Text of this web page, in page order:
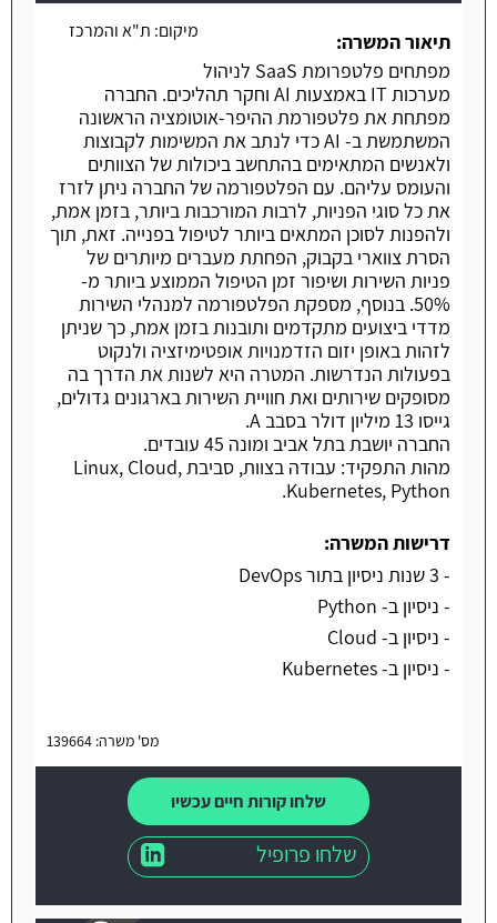
מיקום: ת"א והמרכז
תיאור המשרה:
מפתחים פלטפרומת SaaS לניהול
מערכות IT באמצעות AI וחקר תהליכים. החברה
מפתחת את פלטפורמת ההיפר-אוטומציה הראשונה
המשתמשת ב- AI כדי לנתב את המשימות לקבוצות
ולאנשים המתאימים בהתחשב ביכולות של הצוותים
והעומס עליהם. עם הפלטפורמה של החברה ניתן לזרז
את כל סוגי הפניות, לרבות המורכבות ביותר, בזמן אמת,
ולהפנות לסוכן המתאים ביותר לטיפול בפנייה. זאת, תוך
הסרת צווארי בקבוק, הפחתת מעברים מיותרים של
פניות השירות ושיפור זמן הטיפול הממוצע ביותר מ-
50%. בנוסף, מספקת הפלטפורמה למנהלי השירות
מדדי ביצועים מתקדמים ותובנות בזמן אמת, כך שניתן
לזהות באופן יזום הזדמנויות אופטימיזציה ולנקוט
בפעולות הנדרשות. המטרה היא לשנות את הדרך בה
מסופקים שירותים ואת חוויית השירות בארגונים גדולים,
גייסו 13 מיליון דולר בסבב A.
החברה יושבת בתל אביב ומונה 45 עובדים.
מהות התפקיד: עבודה בצוות, סביבת Linux, Cloud,
Kubernetes, Python.
דרישות המשרה:
- 3 שנות ניסיון בתור DevOps
- ניסיון ב- Python
- ניסיון ב- Cloud
- ניסיון ב- Kubernetes
מס' משרה: 139664
שלחו קורות חיים עכשיו
שלחו פרופיל